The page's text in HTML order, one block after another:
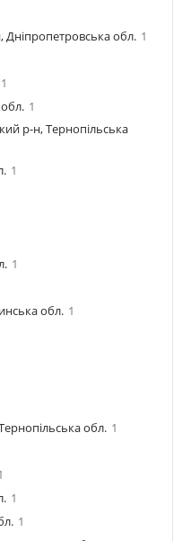
обл. 1
1
1
р-н, Тернопільська
1
1
обл. 1
обл. 1
1
1